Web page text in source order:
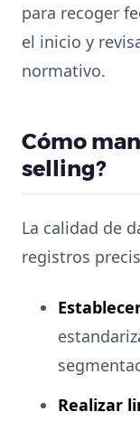
para recoger
el inicio y
normativo.
Cómo
selling?
La calidad de
registros
Realizar